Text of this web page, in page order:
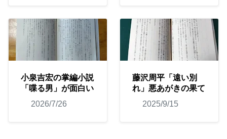
小泉吉宏の掌編小説
「喋る男」が面白い
2026/7/26
藤沢周平「遠い別
れ」悪あがきの果て
2025/9/15